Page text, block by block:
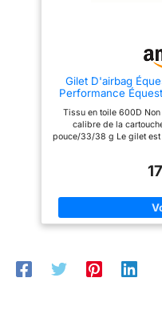
veste de performance équestre,
moto, de vélo et de véhicule
tout-terrain.
Gilet D'airbag
Performance
Convient Aux
Tissu en toile 600D
calibre de la
pouce/33/38 g Le gilet
femmes de toutes formes
gonfle en 0,15 seconde.
d'un cheval ou d'une
corps en peu de temps.